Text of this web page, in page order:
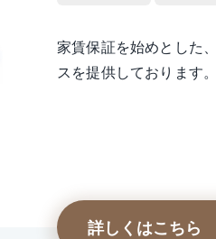
家賃保証を始めとした
スを提供しております。
詳しくはこちら